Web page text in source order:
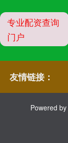
专业配资查询
门户
友情链接：
Powered by